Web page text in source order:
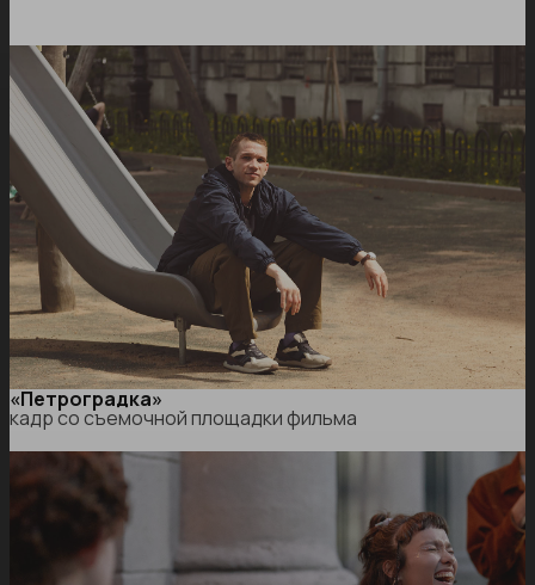
«Петроградка»
кадр со съемочной площадки фильма